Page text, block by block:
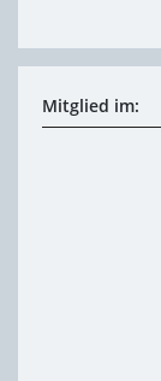
Mitglied im: